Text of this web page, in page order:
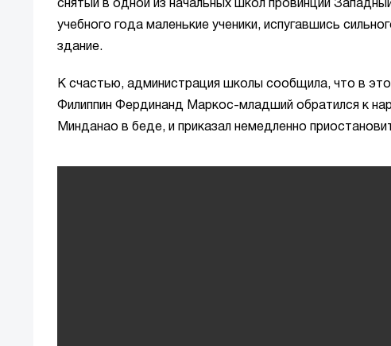
снятый в одной из начальных школ провинции
учебного года маленькие ученики, испугавшись
здание.
К счастью, администрация школы сообщила, что в
Филиппин Фердинанд Маркос-младший обратился к
Минданао в беде, и приказал немедленно